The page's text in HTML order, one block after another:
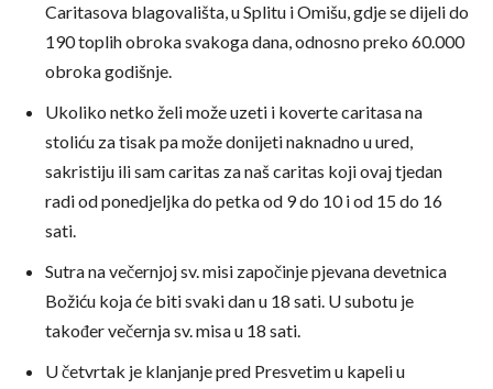
Caritasova blagovališta, u Splitu i Omišu, gdje se dijeli do
190 toplih obroka svakoga dana, odnosno preko 60.000
obroka godišnje.
Ukoliko netko želi može uzeti i koverte caritasa na
stoliću za tisak pa može donijeti naknadno u ured,
sakristiju ili sam caritas za naš caritas koji ovaj tjedan
radi od ponedjeljka do petka od 9 do 10 i od 15 do 16
sati.
Sutra na večernjoj sv. misi započinje pjevana devetnica
Božiću koja će biti svaki dan u 18 sati. U subotu je
također večernja sv. misa u 18 sati.
U četvrtak je klanjanje pred Presvetim u kapeli u